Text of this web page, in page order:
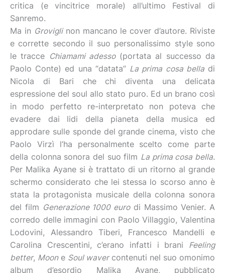
critica (e vincitrice morale) all’ultimo Festival di
Sanremo.
Ma in Groviglinon mancano le cover d’autore. Riviste
e corrette secondo il suo personalissimo style sono
le tracce Chiamami adesso(portata al successo da
Paolo Conte) ed una “datata” La prima cosa belladi
Nicola di Bari che chi diventa una delicata
espressione del soul allo stato puro. Ed un brano così
in modo perfetto re-interpretato non poteva che
evadere dai lidi della pianeta della musica ed
approdare sulle sponde del grande cinema, visto che
Paolo Virzì l’ha personalmente scelto come parte
della colonna sonora del suo film La prima cosa bella.
Per Malika Ayane si è trattato di un ritorno al grande
schermo considerato che lei stessa lo scorso anno è
stata la protagonista musicale della colonna sonora
del film Generazione 1000 eurodi Massimo Venier. A
corredo delle immagini con Paolo Villaggio, Valentina
Lodovini, Alessandro Tiberi, Francesco Mandelli e
Carolina Crescentini, c’erano infatti i brani Feeling
better, Moone Soul wavercontenuti nel suo omonimo
album d’esordio Malika Ayane, pubblicato